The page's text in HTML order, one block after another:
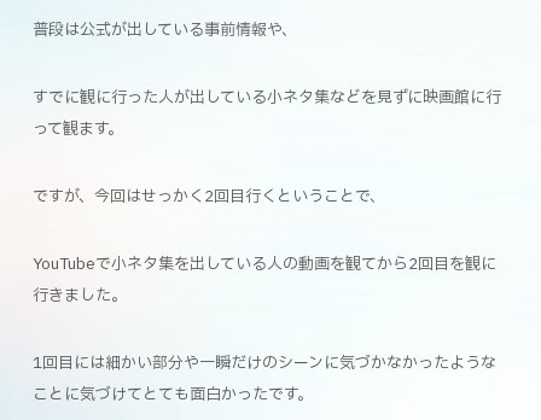
普段は公式が出している事前情報や、
すでに観に行った人が出している小ネタ集などを見ずに映画館に行
って観ます。
ですが、今回はせっかく2回目行くということで、
YouTubeで小ネタ集を出している人の動画を観てから2回目を観に
行きました。
1回目には細かい部分や一瞬だけのシーンに気づかなかったような
ことに気づけてとても面白かったです。